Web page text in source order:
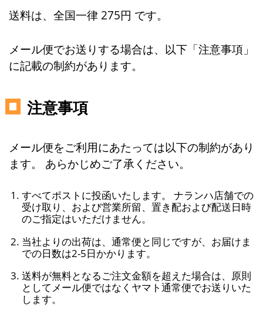
送料は、全国一律 275円 です。
メール便でお送りする場合は、以下「注意事項」
に記載の制約があります。
注意事項
メール便をご利用にあたっては以下の制約があり
ます。 あらかじめご了承ください。
すべてポストに投函いたします。 ナランハ店舗での
受け取り、および営業所留、置き配および配送日時
のご指定はいただけません。
当社よりの出荷は、通常便と同じですが、お届けま
での日数は2-5日かかります。
送料が無料となるご注文金額を超えた場合は、原則
としてメール便ではなくヤマト通常便でお送りいた
します。